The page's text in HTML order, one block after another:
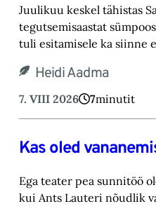
Juulikuu keskel tähistas
tegutsemisaastat
tuli esitamisele ka siinne
Heidi Aadma
7. VIII 2026 7minutit
Kas oled
Ega teater pea sunnitöö
kui Ants Lauteri nõudlik